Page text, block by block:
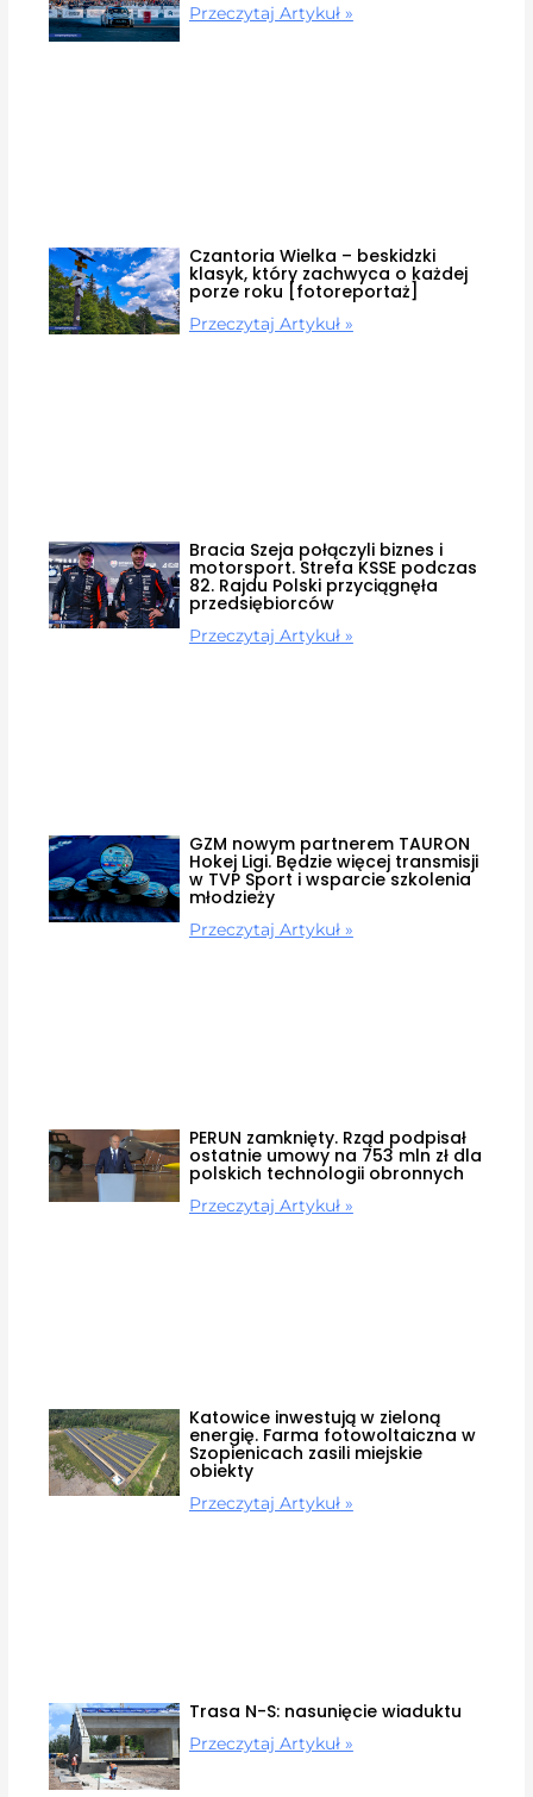
Przeczytaj Artykuł »
Czantoria Wielka – beskidzki
klasyk, który zachwyca o każdej
porze roku [fotoreportaż]
Przeczytaj Artykuł »
Bracia Szeja połączyli biznes i
motorsport. Strefa KSSE podczas
82. Rajdu Polski przyciągnęła
przedsiębiorców
Przeczytaj Artykuł »
GZM nowym partnerem TAURON
Hokej Ligi. Będzie więcej transmisji
w TVP Sport i wsparcie szkolenia
młodzieży
Przeczytaj Artykuł »
PERUN zamknięty. Rząd podpisał
ostatnie umowy na 753 mln zł dla
polskich technologii obronnych
Przeczytaj Artykuł »
Katowice inwestują w zieloną
energię. Farma fotowoltaiczna w
Szopienicach zasili miejskie
obiekty
Przeczytaj Artykuł »
Trasa N-S: nasunięcie wiaduktu
Przeczytaj Artykuł »